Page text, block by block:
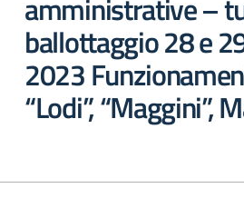
amministrative –
ballottaggio 28 e
2023
“Lodi”, “Maggini”,